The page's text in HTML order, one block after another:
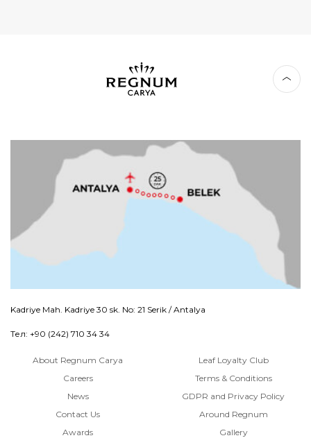
Kadriye Mah. Kadriye 30 sk. No: 21 Serik / Antalya
Тел: +90 (242) 710 34 34
About Regnum Carya
Careers
News
Contact Us
Awards
Leaf Loyalty Club
Terms & Conditions
GDPR and Privacy Policy
Around Regnum
Gallery